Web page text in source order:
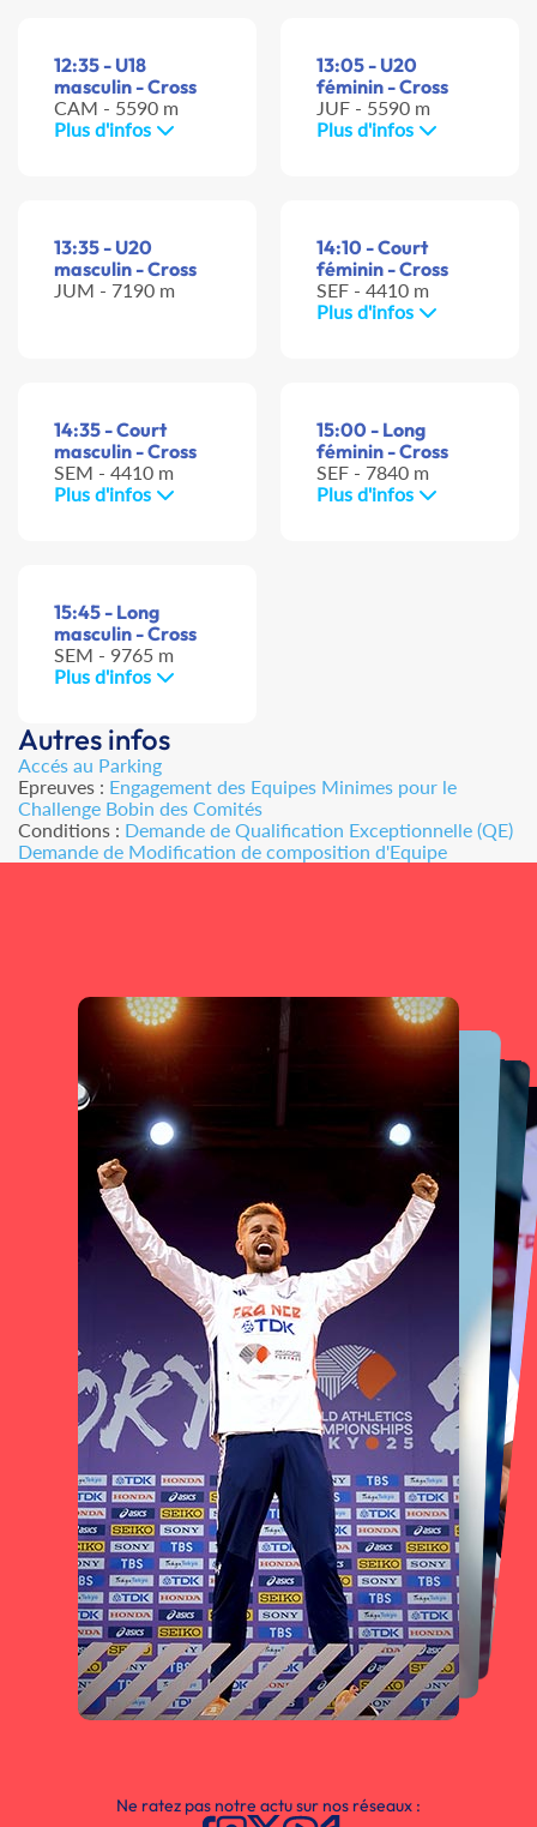
12:35 - U18
masculin - Cross
CAM - 5590 m
Plus d'infos
13:05 - U20
féminin - Cross
JUF - 5590 m
Plus d'infos
13:35 - U20
masculin - Cross
JUM - 7190 m
14:10 - Court
féminin - Cross
SEF - 4410 m
Plus d'infos
14:35 - Court
masculin - Cross
SEM - 4410 m
Plus d'infos
15:00 - Long
féminin - Cross
SEF - 7840 m
Plus d'infos
15:45 - Long
masculin - Cross
SEM - 9765 m
Plus d'infos
Autres infos
Accés au Parking
Epreuves : Engagement des Equipes Minimes pour le
Challenge Bobin des Comités
Conditions : Demande de Qualification Exceptionnelle (QE)
Demande de Modification de composition d'Equipe
Ne ratez pas notre actu sur nos réseaux :